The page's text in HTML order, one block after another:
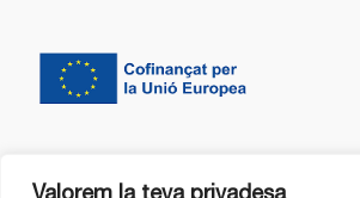
Valorem la teva privadesa